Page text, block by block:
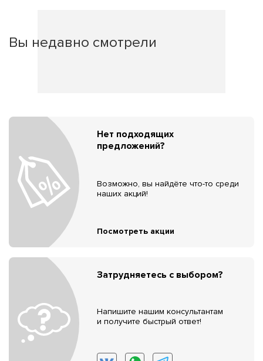
Вы недавно смотрели
Нет подходящих
предложений?
Возможно, вы найдёте что-то среди
наших акций!
Посмотреть акции
Затрудняетесь с выбором?
Напишите нашим консультантам
и получите быстрый ответ!